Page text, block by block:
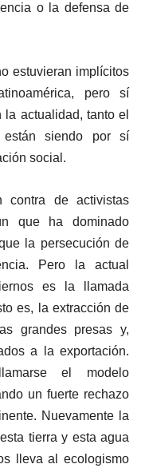
o la defensa de
estuvieran implícitos
pero sí
actualidad, tanto el
están siendo por sí
social.
de activistas
que ha dominado
la persecución de
Pero la actual
es la llamada
es, la extracción de
grandes presas y,
a la exportación.
el modelo
un fuerte rechazo
Nuevamente la
tierra y esta agua
lleva al ecologismo